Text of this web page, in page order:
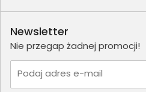
Newsletter
Nie przegap żadnej promocji!
Podaj adres e-mail